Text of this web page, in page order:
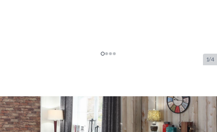
1/4
8FT
SKU:TT.PC0368 Merk:TopTable